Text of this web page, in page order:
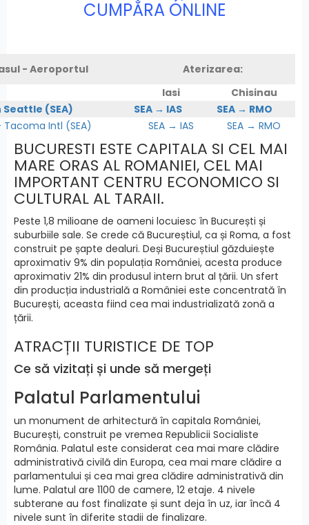
CUMPĂRA ONLINE
- Aeroportul
Aterizarea:
Iasi
Chisinau
Seattle (SEA)
SEA → IAS
SEA → RMO
Intl (SEA)
SEA → IAS SEA → RMO
BUCURESTI ESTE CAPITALA SI CEL MAI
MARE ORAS AL ROMANIEI, CEL MAI
IMPORTANT CENTRU ECONOMICO SI
CULTURAL AL TARAII.
Peste 1,8 milioane de oameni locuiesc în București și
suburbiile sale. Se crede că Bucureștiul, ca și Roma, a fost
construit pe șapte dealuri. Deși Bucureștiul găzduiește
aproximativ 9% din populația României, acesta produce
aproximativ 21% din produsul intern brut al țării. Un sfert
din producția industrială a României este concentrată în
București, aceasta fiind cea mai industrializată zonă a
țării.
ATRACȚII TURISTICE DE TOP
Ce să vizitați și unde să mergeți
Palatul Parlamentului
un monument de arhitectură în capitala României,
București, construit pe vremea Republicii Socialiste
România. Palatul este considerat cea mai mare clădire
administrativă civilă din Europa, cea mai mare clădire a
parlamentului și cea mai grea clădire administrativă din
lume. Palatul are 1100 de camere, 12 etaje. 4 nivele
subterane au fost finalizate și sunt deja în uz, iar încă 4
nivele sunt în diferite stadii de finalizare.